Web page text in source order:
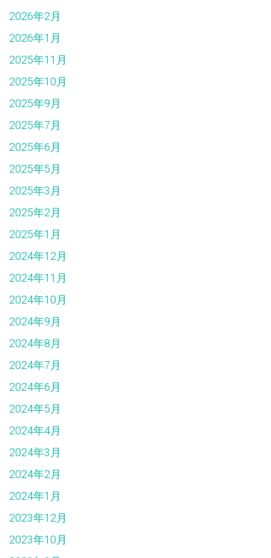
2026年2月
2026年1月
2025年11月
2025年10月
2025年9月
2025年7月
2025年6月
2025年5月
2025年3月
2025年2月
2025年1月
2024年12月
2024年11月
2024年10月
2024年9月
2024年8月
2024年7月
2024年6月
2024年5月
2024年4月
2024年3月
2024年2月
2024年1月
2023年12月
2023年10月